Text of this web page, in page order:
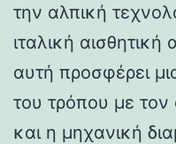
την αλπική
ιταλική
αυτή προσφέρει
του τρόπου με τον
και η μηχανική